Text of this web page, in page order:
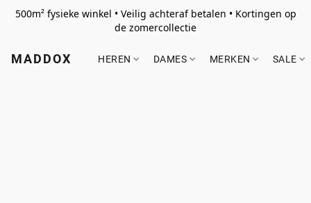
500m² fysieke winkel • Veilig achteraf betalen • Kortingen op
de zomercollectie
MADDOX HEREN DAMES MERKEN SALE